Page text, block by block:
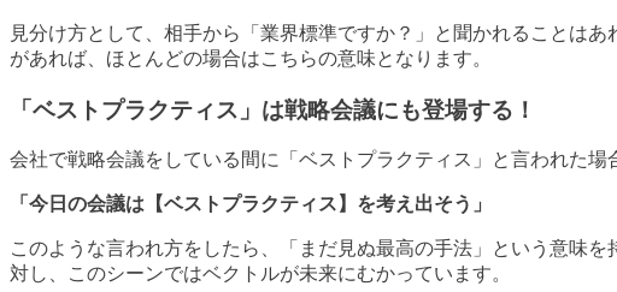
見分け方として、相手から「業界標準ですか？」と聞かれることは
があれば、ほとんどの場合はこちらの意味となります。
「ベストプラクティス」は戦略会議にも登場する！
会社で戦略会議をしている間に「ベストプラクティス」と言われた
「今日の会議は【ベストプラクティス】を考え出そう」
このような言われ方をしたら、「まだ見ぬ最高の手法」という意味
対し、このシーンではベクトルが未来にむかっています。